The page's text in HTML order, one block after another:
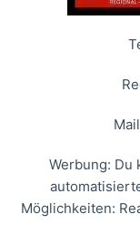
Werbung: Du
Möglichkeiten: